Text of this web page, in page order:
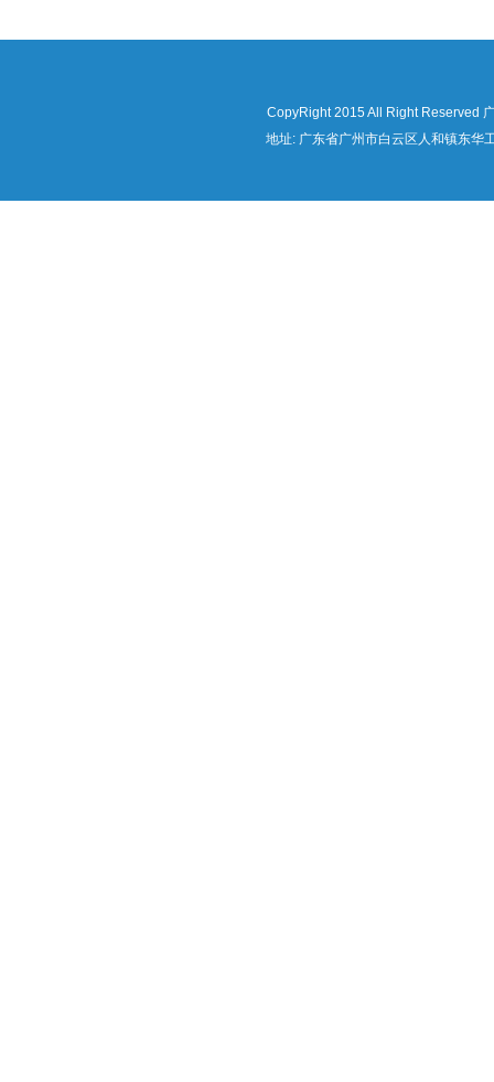
CopyRight 2015 All Right Reserved
地址: 广东省广州市白云区人和镇东